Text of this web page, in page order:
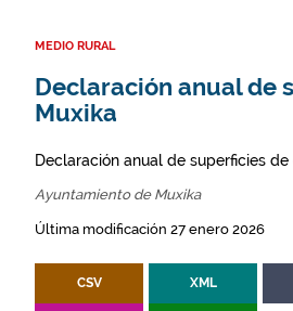
MEDIO RURAL
Declaración anual de
Muxika
Declaración anual de superficies
Ayuntamiento de Muxika
Última modificación 27 enero 2026
CSV XML